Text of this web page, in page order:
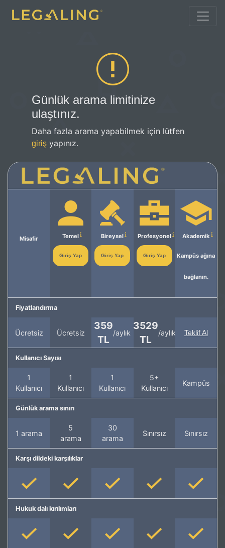
Günlük arama limitinize
ulaştınız.
Daha fazla arama yapabilmek için lütfen
giriş yapınız.
Misafir Temel
Giriş Yap
Bireysel
Giriş Yap
Profesyonel
Giriş Yap
Akademik
Kampüs ağına
bağlanın.
Fiyatlandırma
Ücretsiz Ücretsiz
359
TL
/aylık
3529
TL
/aylık Teklif Al
Kullanıcı Sayısı
1
Kullanıcı
1
Kullanıcı
1
Kullanıcı
5+
Kullanıcı
Kampüs
Günlük arama sınırı
1 arama
5
arama
30
arama
Sınırsız Sınırsız
Karşı dildeki karşılıklar
Hukuk dalı kırılımları